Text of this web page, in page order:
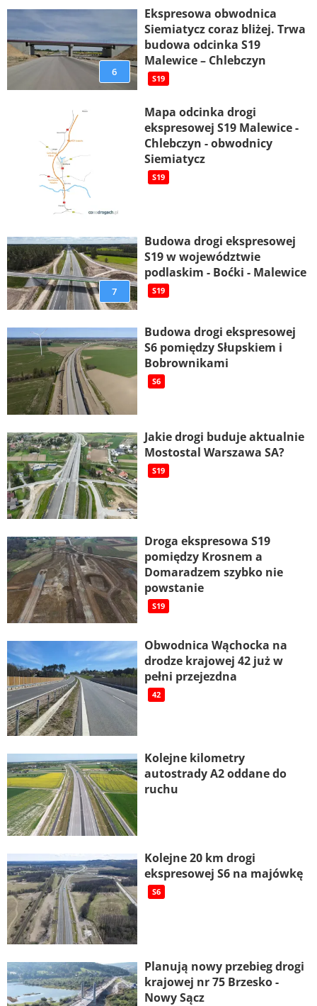
6
Ekspresowa obwodnica
Siemiatycz coraz bliżej. Trwa
budowa odcinka S19
Malewice – Chlebczyn
S19
Mapa odcinka drogi
ekspresowej S19 Malewice -
Chlebczyn - obwodnicy
Siemiatycz
S19
7
Budowa drogi ekspresowej
S19 w województwie
podlaskim - Boćki - Malewice
S19
Budowa drogi ekspresowej
S6 pomiędzy Słupskiem i
Bobrownikami
S6
Jakie drogi buduje aktualnie
Mostostal Warszawa SA?
S19
Droga ekspresowa S19
pomiędzy Krosnem a
Domaradzem szybko nie
powstanie
S19
Obwodnica Wąchocka na
drodze krajowej 42 już w
pełni przejezdna
42
Kolejne kilometry
autostrady A2 oddane do
ruchu
Kolejne 20 km drogi
ekspresowej S6 na majówkę
S6
Planują nowy przebieg drogi
krajowej nr 75 Brzesko -
Nowy Sącz